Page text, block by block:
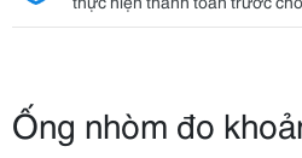
Ống nhòm đo